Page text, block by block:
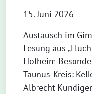
15. Juni 2026
Austausch im
Lesung aus
Hofheim
Taunus-Kreis:
Albrecht